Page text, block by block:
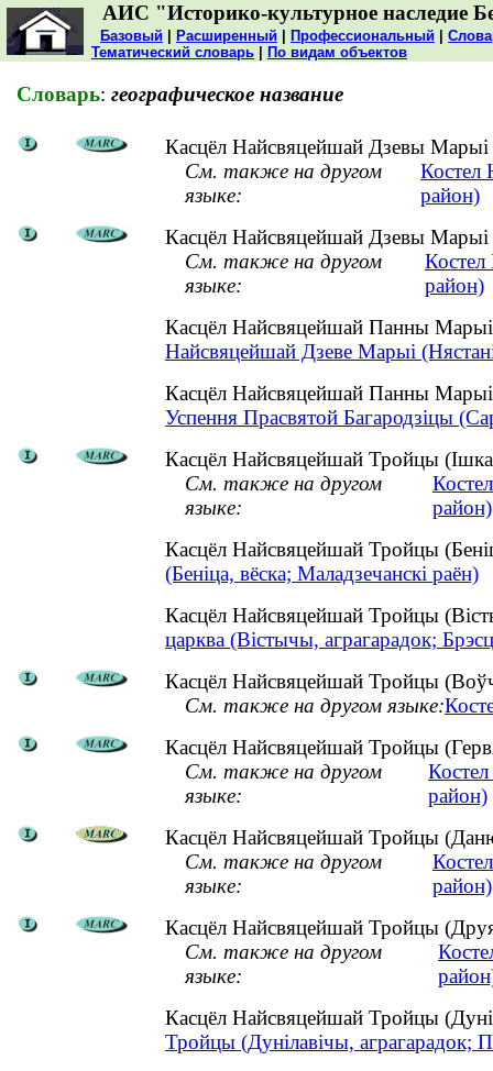
АИС "Историко-культурное наследие
Базовый Расширенный Профессиональный
Тематический словарь
По видам объектов
Словарь: географическое название
Касцёл Найсвяцейшай Дзевы Марыі
См. также на другом
языке:
Костел
район)
Касцёл Найсвяцейшай Дзевы Марыі
См. также на другом
языке:
район)
Касцёл Найсвяцейшай Панны
Найсвяцейшай Дзеве Марыі
Касцёл Найсвяцейшай Панны
Успення Прасвятой Багародзіцы
Касцёл Найсвяцейшай Тройцы
См. также на другом
языке:
район)
Касцёл Найсвяцейшай Тройцы
(Беніца, вёска; Маладзечанскі раён)
Касцёл Найсвяцейшай Тройцы
царква (Вістычы, аграгарадок;
Касцёл Найсвяцейшай Тройцы
См. также на другом языке:
Касцёл Найсвяцейшай Тройцы
См. также на другом
языке:
район)
Касцёл Найсвяцейшай Тройцы
См. также на другом
языке:
район)
Касцёл Найсвяцейшай Тройцы
См. также на другом
языке:
Касцёл Найсвяцейшай Тройцы
Тройцы (Дунілавічы, аграгарадок;